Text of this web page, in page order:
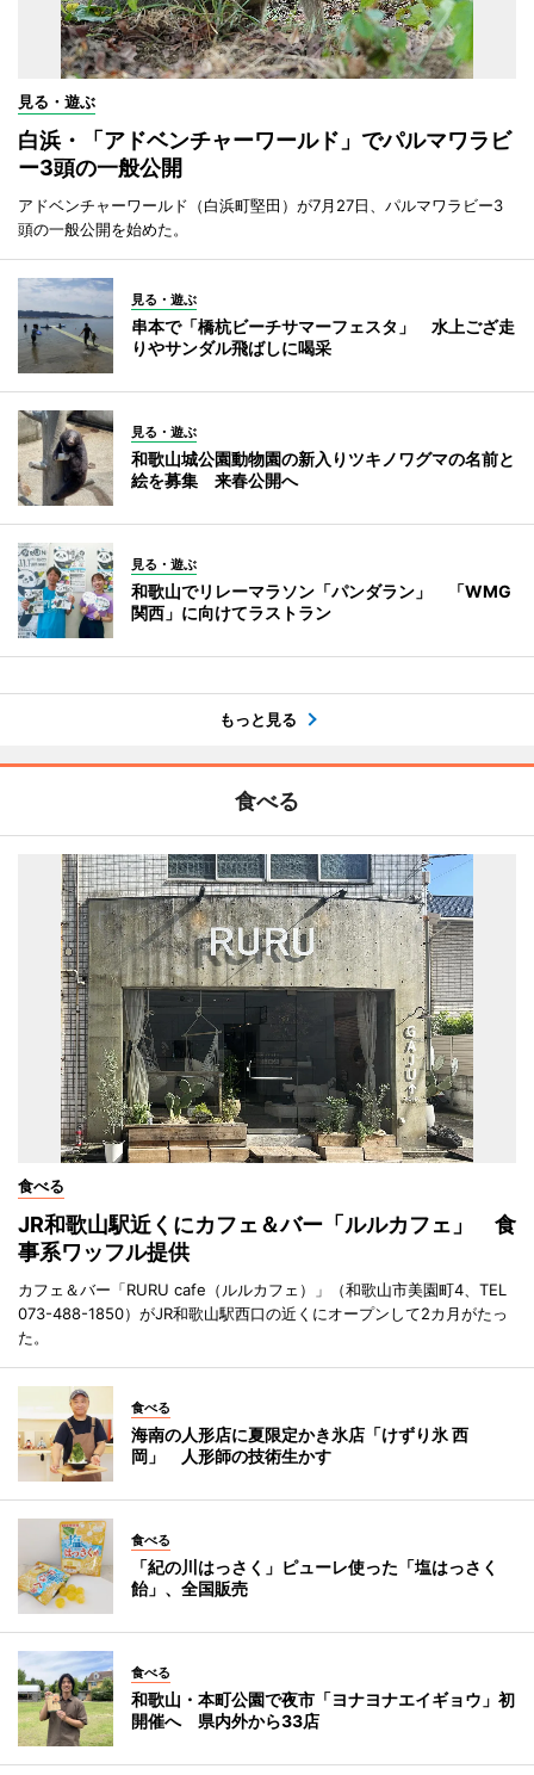
見る・遊ぶ
白浜・「アドベンチャーワールド」でパルマワラビ
ー3頭の一般公開
アドベンチャーワールド（白浜町堅田）が7月27日、パルマワラビー3
頭の一般公開を始めた。
見る・遊ぶ
串本で「橋杭ビーチサマーフェスタ」 水上ござ走
りやサンダル飛ばしに喝采
見る・遊ぶ
和歌山城公園動物園の新入りツキノワグマの名前と
絵を募集 来春公開へ
見る・遊ぶ
和歌山でリレーマラソン「パンダラン」 「WMG
関西」に向けてラストラン
もっと見る
食べる
食べる
JR和歌山駅近くにカフェ＆バー「ルルカフェ」 食
事系ワッフル提供
カフェ＆バー「RURU cafe（ルルカフェ）」（和歌山市美園町4、TEL
073-488-1850）がJR和歌山駅西口の近くにオープンして2カ月がたっ
た。
食べる
海南の人形店に夏限定かき氷店「けずり氷 西
岡」 人形師の技術生かす
食べる
「紀の川はっさく」ピューレ使った「塩はっさく
飴」、全国販売
食べる
和歌山・本町公園で夜市「ヨナヨナエイギョウ」初
開催へ 県内外から33店